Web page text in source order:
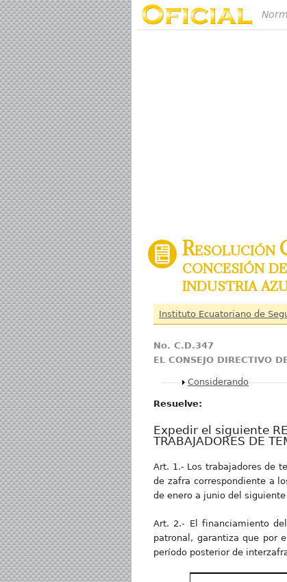
Resolución
concesión
industria
Instituto Ecuatoriano de
No. C.D.347
EL CONSEJO DIRECTIVO
Mostrar
Considerando
Resuelve:
Expedir el siguiente
TRABAJADORES DE
Art. 1.- Los trabajadores de
de zafra correspondiente a
de enero a junio del siguiente
Art. 2.- El financiamiento
patronal, garantiza que por
período posterior de